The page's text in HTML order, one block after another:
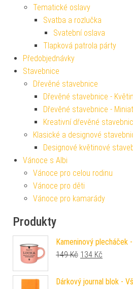
Tematické oslavy
Svatba a rozlučka
Svatební oslava
Tlapková patrola párty
Předobjednávky
Stavebnice
Dřevěné stavebnice
Dřevěné stavebnice -
Dřevěné stavebnice -
Kreativní dřevěné
Klasické a designové
Designové květinové
Vánoce s Albi
Vánoce pro celou rodinu
Vánoce pro děti
Vánoce pro kamarády
Produkty
Kameninový plecháček
149Kč Původní cena
134 Kč
Dárkový journal blok -